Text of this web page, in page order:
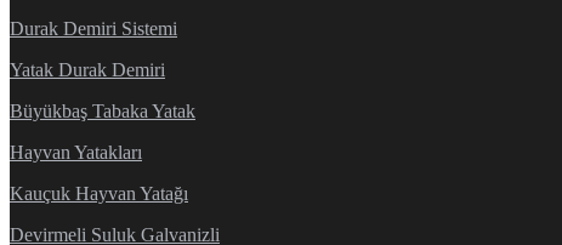
Durak Demiri Sistemi
Yatak Durak Demiri
Büyükbaş Tabaka Yatak
Hayvan Yatakları
Kauçuk Hayvan Yatağı
Devirmeli Suluk Galvanizli